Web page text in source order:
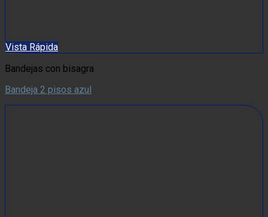
Vista Rápida
Bandejas con bisagra
Bandeja 2 pisos azul